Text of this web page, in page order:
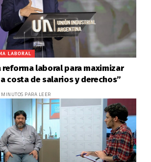
LABORAL
reforma laboral para maximizar
costa de salarios y derechos”
PARA LEER